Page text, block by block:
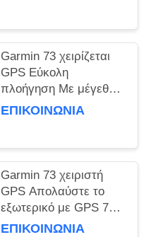
περιλαμβάνονται
Garmin 73 χειρίζεται
GPS Εύκολη
πλοήγηση Με μέγεθος
οθόνης 1.4 "x 2.1"
Track Log
ΕΠΙΚΟΙΝΩΝΊΑ
Garmin 73 χειριστή
GPS Απολαύστε το
εξωτερικό με GPS 73
1.4 " X 2.1" οθόνη
ΕΠΙΚΟΙΝΩΝΊΑ